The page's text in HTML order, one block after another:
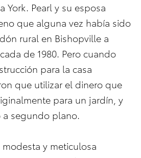
York. Pearl y su esposa
que alguna vez había sido
rural en Bishopville a
de 1980. Pero cuando
para la casa
que utilizar el dinero que
para un jardín, y
a segundo plano.
modesta y meticulosa